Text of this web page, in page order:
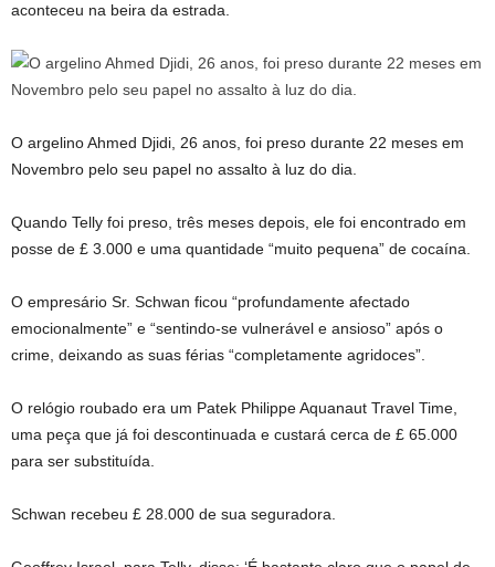
aconteceu na beira da estrada.
O argelino Ahmed Djidi, 26 anos, foi preso durante 22 meses em
Novembro pelo seu papel no assalto à luz do dia.
Quando Telly foi preso, três meses depois, ele foi encontrado em
posse de £ 3.000 e uma quantidade “muito pequena” de cocaína.
O empresário Sr. Schwan ficou “profundamente afectado
emocionalmente” e “sentindo-se vulnerável e ansioso” após o
crime, deixando as suas férias “completamente agridoces”.
O relógio roubado era um Patek Philippe Aquanaut Travel Time,
uma peça que já foi descontinuada e custará cerca de £ 65.000
para ser substituída.
Schwan recebeu £ 28.000 de sua seguradora.